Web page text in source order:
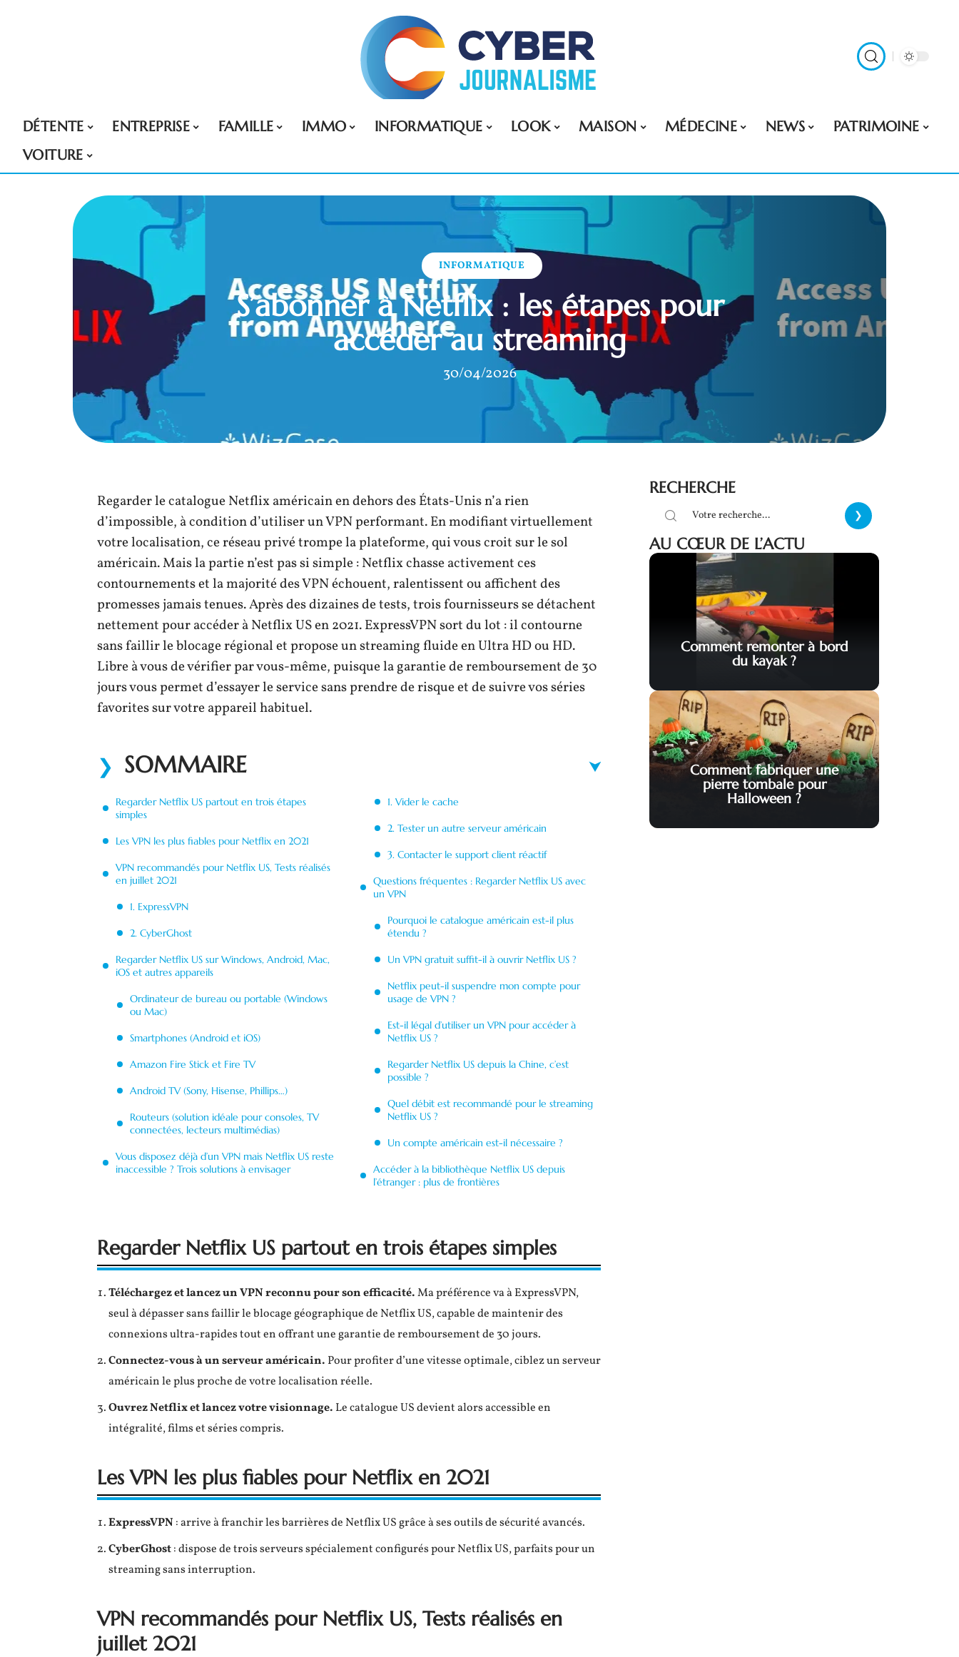
DÉTENTE ENTREPRISE FAMILLE IMMO INFORMATIQUE LOOK MAISON MÉDECINE NEWS
PATRIMOINE
VOITURE
INFORMATIQUE
S’abonner à Netflix : les étapes pour
accéder au streaming
30/04/2026
Regarder le catalogue Netflix américain en dehors des États-Unis n’a rien
d’impossible, à condition d’utiliser un VPN performant. En modifiant virtuellement
votre localisation, ce réseau privé trompe la plateforme, qui vous croit sur le sol
américain. Mais la partie n’est pas si simple : Netflix chasse activement ces
contournements et la majorité des VPN échouent, ralentissent ou affichent des
promesses jamais tenues. Après des dizaines de tests, trois fournisseurs se détachent
nettement pour accéder à Netflix US en 2021. ExpressVPN sort du lot : il contourne
sans faillir le blocage régional et propose un streaming fluide en Ultra HD ou HD.
Libre à vous de vérifier par vous-même, puisque la garantie de remboursement de 30
jours vous permet d’essayer le service sans prendre de risque et de suivre vos séries
favorites sur votre appareil habituel.
SOMMAIRE
Regarder Netflix US partout en trois étapes
simples
Les VPN les plus fiables pour Netflix en 2021
VPN recommandés pour Netflix US, Tests réalisés
en juillet 2021
1. ExpressVPN
2. CyberGhost
Regarder Netflix US sur Windows, Android, Mac,
iOS et autres appareils
Ordinateur de bureau ou portable (Windows
ou Mac)
Smartphones (Android et iOS)
Amazon Fire Stick et Fire TV
Android TV (Sony, Hisense, Phillips…)
Routeurs (solution idéale pour consoles, TV
connectées, lecteurs multimédias)
Vous disposez déjà d’un VPN mais Netflix US reste
inaccessible ? Trois solutions à envisager
1. Vider le cache
2. Tester un autre serveur américain
3. Contacter le support client réactif
Questions fréquentes : Regarder Netflix US avec
un VPN
Pourquoi le catalogue américain est-il plus
étendu ?
Un VPN gratuit suffit-il à ouvrir Netflix US ?
Netflix peut-il suspendre mon compte pour
usage de VPN ?
Est-il légal d’utiliser un VPN pour accéder à
Netflix US ?
Regarder Netflix US depuis la Chine, c’est
possible ?
Quel débit est recommandé pour le streaming
Netflix US ?
Un compte américain est-il nécessaire ?
Accéder à la bibliothèque Netflix US depuis
l’étranger : plus de frontières
Regarder Netflix US partout en trois étapes simples
Téléchargez et lancez un VPN reconnu pour son efficacité.Ma préférence va à ExpressVPN,
seul à dépasser sans faillir le blocage géographique de Netflix US, capable de maintenir des
connexions ultra-rapides tout en offrant une garantie de remboursement de 30 jours.
Connectez-vous à un serveur américain. Pour profiter d’une vitesse optimale, ciblez un serveur
américain le plus proche de votre localisation réelle.
Ouvrez Netflix et lancez votre visionnage. Le catalogue US devient alors accessible en
intégralité, films et séries compris.
Les VPN les plus fiables pour Netflix en 2021
ExpressVPN : arrive à franchir les barrières de Netflix US grâce à ses outils de sécurité avancés.
CyberGhost: dispose de trois serveurs spécialement configurés pour Netflix US, parfaits pour un
streaming sans interruption.
VPN recommandés pour Netflix US, Tests réalisés en
juillet 2021
RECHERCHE
AU CŒUR DE L’ACTU
Comment remonter à bord
du kayak ?
Comment fabriquer une
pierre tombale pour
Halloween ?